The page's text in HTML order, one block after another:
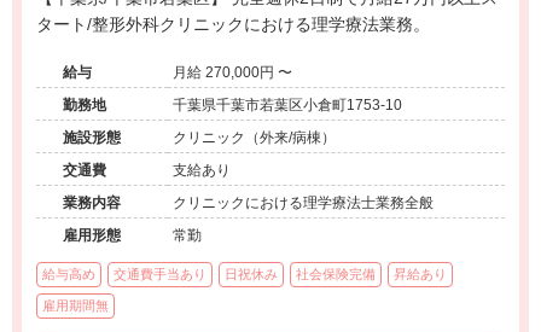
タート/整形外科クリニックにおける理学療法業務。
給与
月給 270,000円 〜
勤務地
千葉県千葉市若葉区小倉町1753-10
施設形態
クリニック（外来/病棟）
交通費
支給あり
業務内容
クリニックにおける理学療法士業務全般
雇用形態
常勤
給与高め 交通費手当あり 日祝休み 社会保険完備 昇給あり
雇用期間無